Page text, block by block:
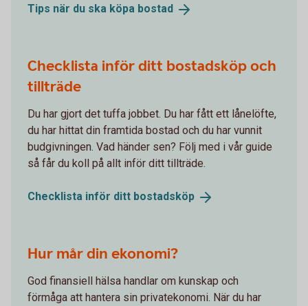
Tips när du ska köpa bostad
Checklista inför ditt bostadsköp och
tillträde
Du har gjort det tuffa jobbet. Du har fått ett lånelöfte,
du har hittat din framtida bostad och du har vunnit
budgivningen. Vad händer sen? Följ med i vår guide
så får du koll på allt inför ditt tillträde.
Checklista inför ditt bostadsköp
Hur mår din ekonomi?
God finansiell hälsa handlar om kunskap och
förmåga att hantera sin privatekonomi. När du har